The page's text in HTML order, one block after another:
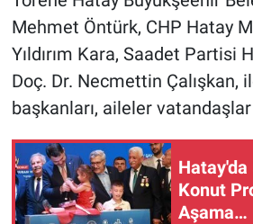
Mehmet Öntürk, CHP Hatay
Yıldırım Kara, Saadet Partisi
Doç. Dr. Necmettin Çalışkan,
başkanları, aileler vatandaşlar
Hatay'da
Konut
Aşama…